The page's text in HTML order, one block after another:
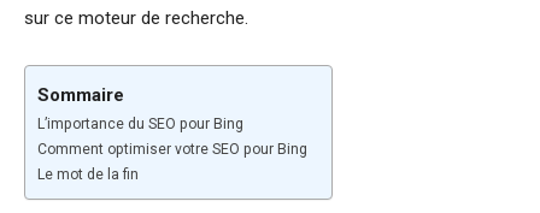
sur ce moteur de recherche.
Sommaire
L’importance du SEO pour Bing
Comment optimiser votre SEO pour Bing
Le mot de la fin